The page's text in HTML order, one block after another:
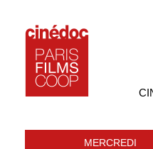
MERCREDI